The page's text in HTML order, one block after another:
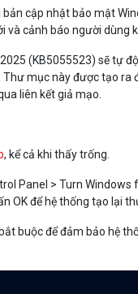
cập nhật bảo mật
cảnh báo người dùng
(KB5055523) sẽ tự
Thư mục này được tạo ra
liên kết giả mạo.
, kể cả khi thấy trống.
Panel > Turn
OK để hệ thống tạo lại
buộc để đảm bảo hệ